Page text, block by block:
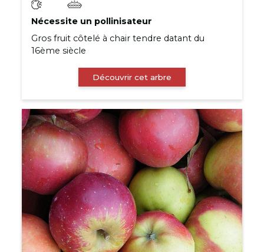
Nécessite un pollinisateur
Gros fruit côtelé à chair tendre datant du
16ème siècle
Découvrir cet arbre